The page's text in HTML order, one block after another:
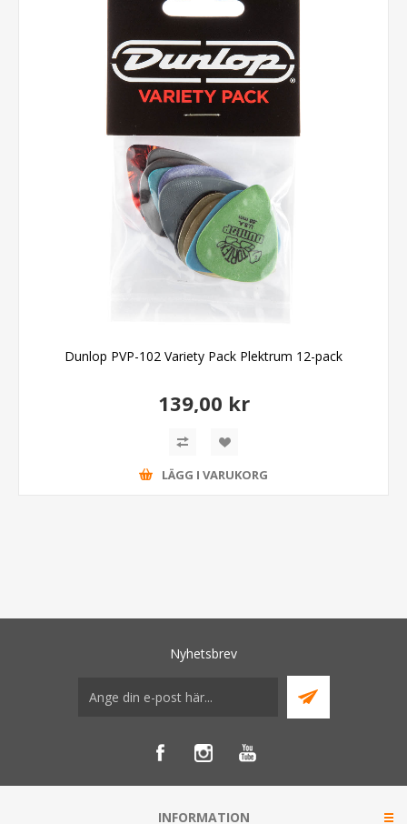
Dunlop PVP-102 Variety Pack Plektrum 12-pack
139,00 kr
LÄGG I VARUKORG
Nyhetsbrev
INFORMATION